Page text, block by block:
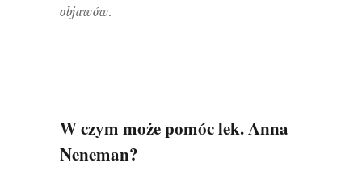
objawów.
W czym może pomóc lek. Anna
Neneman?